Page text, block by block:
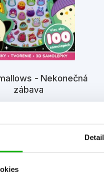
- Nekonečná
zábava